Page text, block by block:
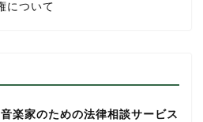
について
音楽家のための法律相談サービス